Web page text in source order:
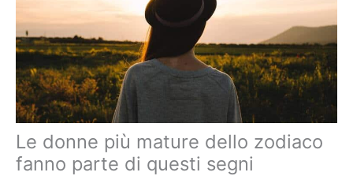
Le donne più mature dello zodiaco
fanno parte di questi segni